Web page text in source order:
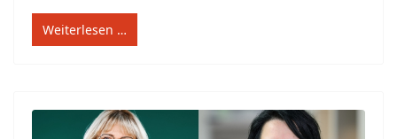
Weiterlesen …